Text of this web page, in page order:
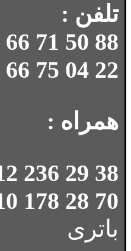
تلفن :
88 50 71 66 021
22 04 75 66 021
همراه :
38 29 236 0912
70 28 178 0910
باتری